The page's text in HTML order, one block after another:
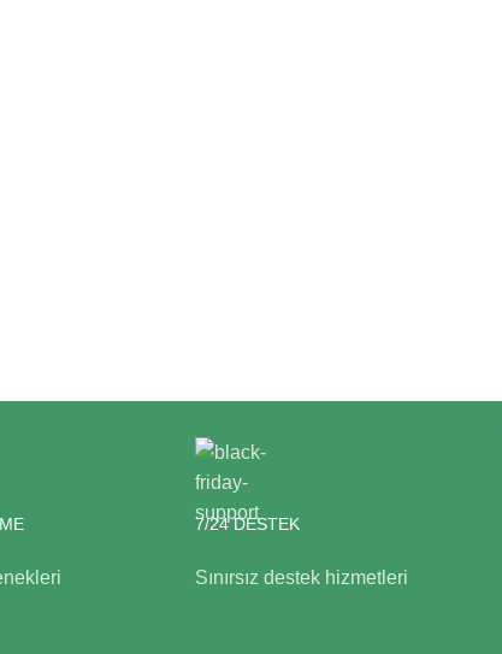
7/24 DESTEK
Sınırsız destek hizmetleri